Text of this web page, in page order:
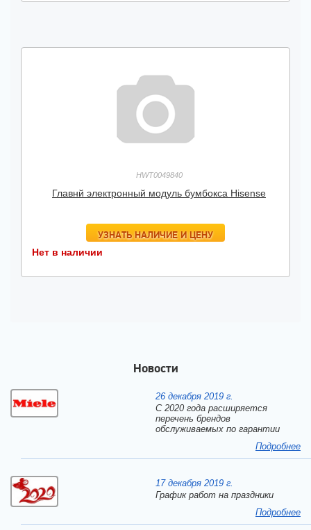
HWT0049840
Главнй электронный модуль бумбокса Hisense
УЗНАТЬ НАЛИЧИЕ И ЦЕНУ
Нет в наличии
Новости
26 декабря 2019 г.
С 2020 года расширяется
перечень брендов
обслуживаемых по гарантии
Подробнее
17 декабря 2019 г.
График работ на праздники
Подробнее